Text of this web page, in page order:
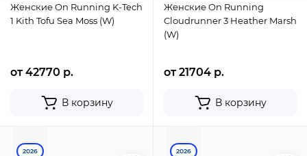
Женские On Running K-Tech
1 Kith Tofu Sea Moss (W)
от 42770 р.
В корзину
Женские On Running
Cloudrunner 3 Heather Marsh
(W)
от 21704 р.
В корзину
2026 2026